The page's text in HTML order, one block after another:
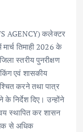
AGENCY) कलेक्टर
तिमाही 2026 के
स्तरीय पुनरीक्षण
एवं शासकीय
करने तथा पात्र
निर्देश दिए। उन्होंने
स्थापित कर शासन
से अधिक